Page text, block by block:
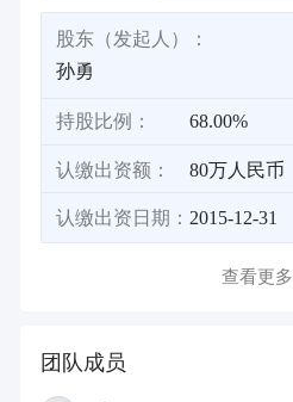
股东（发起人）：
孙勇
持股比例： 68.00%
认缴出资额： 80万人民币
认缴出资日期： 2015-12-31
查看更多
团队成员